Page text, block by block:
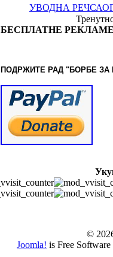
УВОДНА РЕЧ
БЕСПЛАТНЕ
ПОДРЖИТЕ РАД "БОРБЕ ЗА
©
Joomla! is Free